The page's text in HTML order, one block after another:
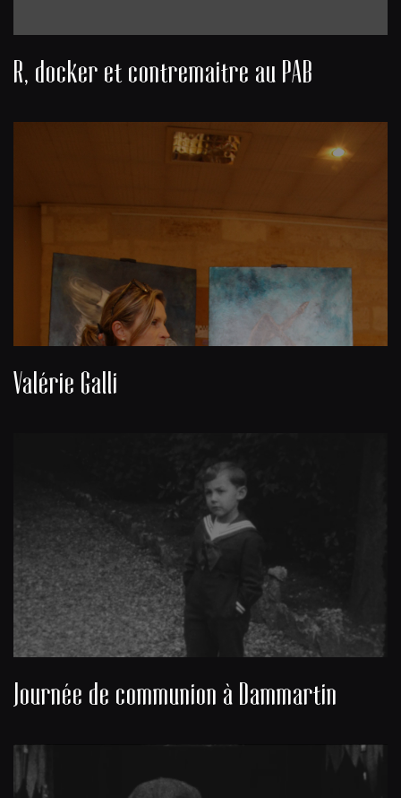
R, docker et contremaitre au PAB
Valérie Galli
Journée de communion à Dammartin